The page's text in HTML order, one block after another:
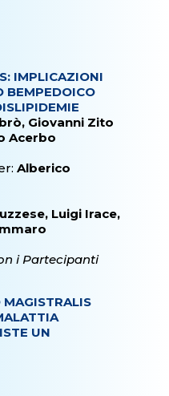
IMPLICAZIONI
BEMPEDOICO
Giovanni Zito
Acerbo
Alberico
Luigi Irace,
i Partecipanti
MAGISTRALIS
UN